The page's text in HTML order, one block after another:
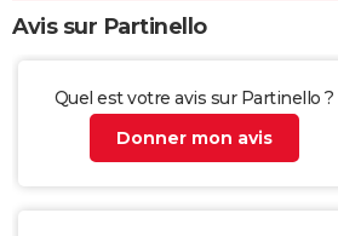
Avis sur Partinello
Quel est votre avis sur Partinello ?
Donner mon avis